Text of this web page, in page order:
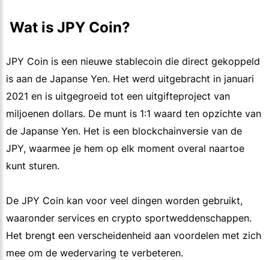
Wat is JPY Coin?
JPY Coin is een nieuwe stablecoin die direct gekoppeld
is aan de Japanse Yen. Het werd uitgebracht in januari
2021 en is uitgegroeid tot een uitgifteproject van
miljoenen dollars. De munt is 1:1 waard ten opzichte van
de Japanse Yen. Het is een blockchainversie van de
JPY, waarmee je hem op elk moment overal naartoe
kunt sturen.
De JPY Coin kan voor veel dingen worden gebruikt,
waaronder services en crypto sportweddenschappen.
Het brengt een verscheidenheid aan voordelen met zich
mee om de wedervaring te verbeteren.